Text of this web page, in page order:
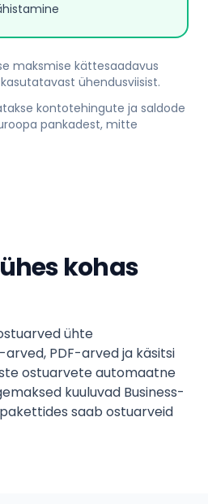
maksmise kättesaadavus
ühendusviisist.
kontotehingute ja saldode
pankadest, mitte
kohas
ühte
PDF-arved ja käsitsi
ostuarvete automaatne
kuuluvad Business-
saab ostuarveid